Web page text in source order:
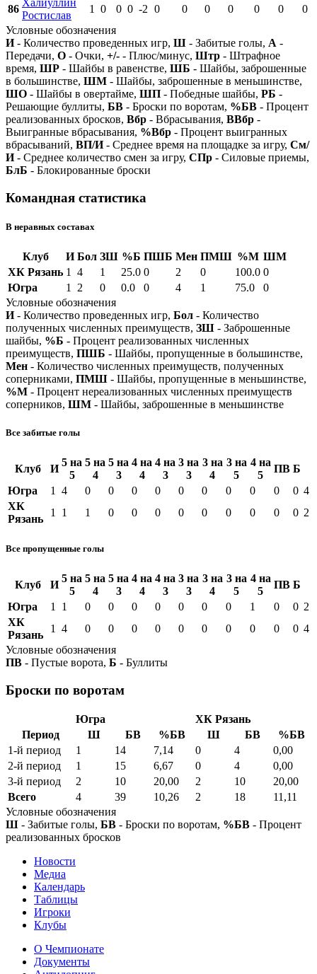
86
Халиуллин
Ростислав
1 0 0 0 -2 0 0 0 0 0 0
0
Условные обозначения
И- Количество проведенных игр, Ш - Забитые голы, А -
Передачи, О - Очки, +/- - Плюс/минус, Штр - Штрафное
время, ШР - Шайбы в равенстве, ШБ - Шайбы, заброшенные
в большинстве, ШМ - Шайбы, заброшенные в меньшинстве,
ШО - Шайбы в овертайме, ШП - Победные шайбы, РБ -
Решающие буллиты, БВ - Броски по воротам, %БВ - Процент
реализованных бросков, Вбр - Вбрасывания, ВВбр -
Выигранные вбрасывания, %Вбр - Процент выигранных
вбрасываний, ВП/И- Среднее время на площадке за игру, См/
И- Среднее количество смен за игру, СПр - Силовые приемы,
БлБ - Блокированные броски
Командная статистика
В неравных составах
Клуб И Бол ЗШ %Б ПШБ Мен ПМШ %М ШМ
ХК Рязань 1 4 1 25.0 0 2 0 100.0 0
Югра
1 2 0 0.0 0 4 1 75.0
0
Условные обозначения
И- Количество проведенных игр, Бол - Количество
полученных численных преимуществ, ЗШ - Заброшенные
шайбы, %Б - Процент реализованных численных
преимуществ, ПШБ - Шайбы, пропущенные в большинстве,
Мен - Количество численных преимуществ, полученных
соперниками, ПМШ - Шайбы, пропущенные в меньшинстве,
%М - Процент нереализованных численных преимуществ
соперников, ШМ - Шайбы, заброшенные в меньшинстве
Все забитые голы
Клуб И
5 на
5
5 на
4
5 на
3
4 на
4
4 на
3
3 на
3
3 на
4
3 на
5
4 на
5
ПВ Б
Югра
1 4 0 0 0 0 0 0 0 0 0 0 4
ХК
Рязань
1 1 1 0 0 0 0 0 0 0 0 0 2
Все пропущенные голы
Клуб И
5 на
5
5 на
4
5 на
3
4 на
4
4 на
3
3 на
3
3 на
4
3 на
5
4 на
5
ПВ Б
Югра
1 1 0 0 0 0 0 0 0 1 0 0 2
ХК
Рязань
1 4 0 0 0 0 0 0 0 0 0 0 4
Условные обозначения
ПВ - Пустые ворота, Б - Буллиты
Броски по воротам
Югра
ХК Рязань
Период
Ш БВ %БВ Ш БВ
%БВ
1-й период
1 14 7,14 0 4
0,00
2-й период
1 15 6,67 0 4
0,00
3-й период
2 10 20,00 2 10
20,00
Всего
4 39 10,26 2 18
11,11
Условные обозначения
Ш - Забитые голы, БВ - Броски по воротам, %БВ - Процент
реализованных бросков
Новости
Медиа
Календарь
Таблицы
Игроки
Клубы
О Чемпионате
Документы